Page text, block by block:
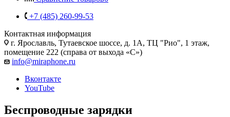
+7 (485) 260-99-53
Контактная информация
г. Ярославль, Тутаевское шоссе, д. 1А, ТЦ "Рио", 1 этаж,
помещение 222 (справа от выхода «С»)
info@miraphone.ru
Вконтакте
YouTube
Беспроводные зарядки